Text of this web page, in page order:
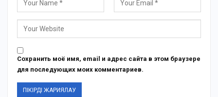
Сохранить моё имя, email и адрес сайта в этом браузере
для последующих моих комментариев.